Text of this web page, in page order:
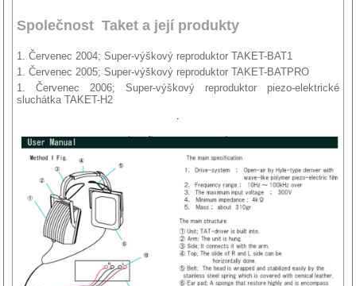
Společnost Taket a její produkty
1. Červenec 2004; Super-výškový reproduktor TAKET-BAT1
1. Červenec 2005; Super-výškový reproduktor TAKET-BATPRO
1. Červenec 2006; Super-výškový reproduktor piezo-elektrické
sluchátka TAKET-H2
.